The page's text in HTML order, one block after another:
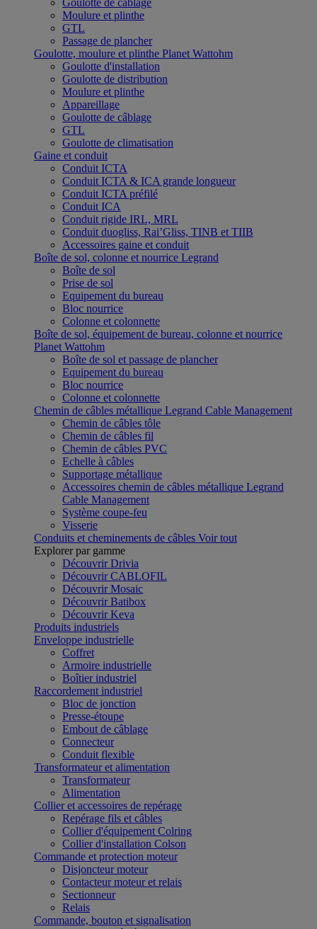
Goulotte de câblage
Moulure et plinthe
GTL
Passage de plancher
Goulotte, moulure et plinthe Planet Wattohm
Goulotte d'installation
Goulotte de distribution
Moulure et plinthe
Appareillage
Goulotte de câblage
GTL
Goulotte de climatisation
Gaine et conduit
Conduit ICTA
Conduit ICTA & ICA grande longueur
Conduit ICTA préfilé
Conduit ICA
Conduit rigide IRL, MRL
Conduit duogliss, Rai’Gliss, TINB et TIIB
Accessoires gaine et conduit
Boîte de sol, colonne et nourrice Legrand
Boîte de sol
Prise de sol
Equipement du bureau
Bloc nourrice
Colonne et colonnette
Boîte de sol, équipement de bureau, colonne et nourrice
Planet Wattohm
Boîte de sol et passage de plancher
Equipement du bureau
Bloc nourrice
Colonne et colonnette
Chemin de câbles métallique Legrand Cable Management
Chemin de câbles tôle
Chemin de câbles fil
Chemin de câbles PVC
Echelle à câbles
Supportage métallique
Accessoires chemin de câbles métallique Legrand
Cable Management
Système coupe-feu
Visserie
Conduits et cheminements de câbles Voir tout
Explorer par gamme
Découvrir Drivia
Découvrir CABLOFIL
Découvrir Mosaic
Découvrir Batibox
Découvrir Keva
Produits industriels
Enveloppe industrielle
Coffret
Armoire industrielle
Boîtier industriel
Raccordement industriel
Bloc de jonction
Presse-étoupe
Embout de câblage
Connecteur
Conduit flexible
Transformateur et alimentation
Transformateur
Alimentation
Collier et accessoires de repérage
Repérage fils et câbles
Collier d'équipement Colring
Collier d'installation Colson
Commande et protection moteur
Disjoncteur moteur
Contacteur moteur et relais
Sectionneur
Relais
Commande, bouton et signalisation